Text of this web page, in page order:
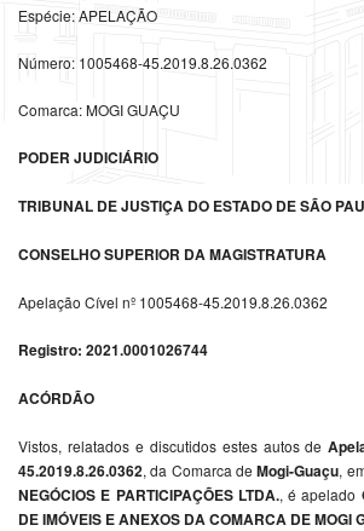
Espécie: APELAÇÃO
Número: 1005468-45.2019.8.26.0362
Comarca: MOGI GUAÇU
PODER JUDICIÁRIO
TRIBUNAL DE JUSTIÇA DO ESTADO DE SÃO
CONSELHO SUPERIOR DA MAGISTRATURA
Apelação Cível nº 1005468-45.2019.8.26.0362
Registro: 2021.0001026744
ACÓRDÃO
Vistos, relatados e discutidos estes autos de
45.2019.8.26.0362, da Comarca de Mogi-Guaçu,
NEGÓCIOS E PARTICIPAÇÕES LTDA., é apelado
DE IMÓVEIS E ANEXOS DA COMARCA DE MOGI